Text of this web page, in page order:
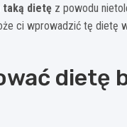
taką dietę z powodu
ci wprowadzić tę dietę
dietę